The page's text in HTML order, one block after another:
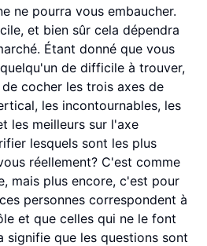
ne pourra vous embaucher.
et bien sûr cela dépendra
Étant donné que vous
de difficile à trouver,
cocher les trois axes de
les incontournables, les
les meilleurs sur l'axe
lesquels sont les plus
réellement? C'est comme
mais plus encore, c'est pour
personnes correspondent à
et que celles qui ne le font
signifie que les questions sont